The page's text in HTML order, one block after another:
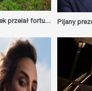
Polski Twitch w szoku. 19-latek przelał fortunę streamerce